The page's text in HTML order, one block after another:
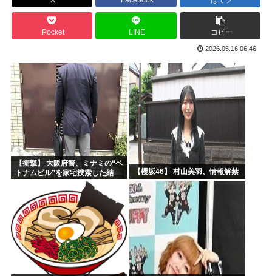
韓国、日本の新しい防衛白書に対する当てつけで、日本の制止...
トランプ大統領、イランとの戦闘「近く終結するだろう」と表...
海外の反応：韓国サッカー協会、国際審判員らを性接待
「作り込んである高尚アニメ」なんかよりも「心の揺れ動く少...
トランプ「悪夢のオバマ政権！景気が悪いのはオバマのせい」
ひなこのーと作者、顔と一緒に乳首を晒すも抜けない
中国新聞「高市総理は非核三原則堅持をはっきり言わなかった...
韓国人「現在の日本の沖縄のスーパーは台風のおかげでこうな...
Pocket LINE コピー
2026.05.16 06:46
【衝撃】 大阪府警、ミナミの“ベ
トナムビル”を家宅捜索した結
【櫻坂46】 村山美羽、情報解禁